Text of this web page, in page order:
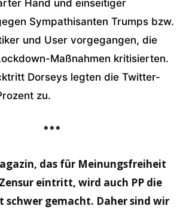
Hand und einseitiger
Sympathisanten Trumps bzw.
und User vorgegangen, die
Maßnahmen kritisierten.
Dorseys legten die Twitter-
zu.
***
das für Meinungsfreiheit
eintritt, wird auch PP die
schwer gemacht. Daher sind wir